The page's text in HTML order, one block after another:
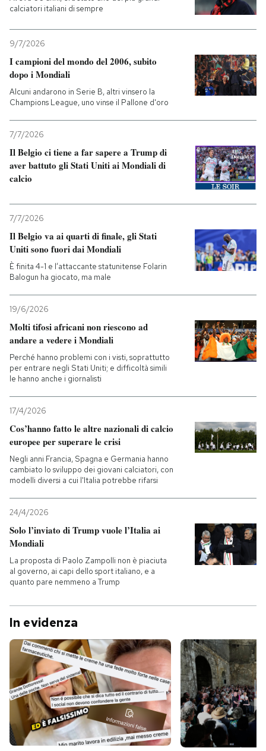
calciatori italiani di sempre
9/7/2026
I campioni del mondo del 2006, subito
dopo i Mondiali
Alcuni andarono in Serie B, altri vinsero la
Champions League, uno vinse il Pallone d'oro
7/7/2026
Il Belgio ci tiene a far sapere a Trump di
aver battuto gli Stati Uniti ai Mondiali di
calcio
7/7/2026
Il Belgio va ai quarti di finale, gli Stati
Uniti sono fuori dai Mondiali
È finita 4-1 e l’attaccante statunitense Folarin
Balogun ha giocato, ma male
19/6/2026
Molti tifosi africani non riescono ad
andare a vedere i Mondiali
Perché hanno problemi con i visti, soprattutto
per entrare negli Stati Uniti; e difficoltà simili
le hanno anche i giornalisti
17/4/2026
Cos’hanno fatto le altre nazionali di calcio
europee per superare le crisi
Negli anni Francia, Spagna e Germania hanno
cambiato lo sviluppo dei giovani calciatori, con
modelli diversi a cui l'Italia potrebbe rifarsi
24/4/2026
Solo l’inviato di Trump vuole l’Italia ai
Mondiali
La proposta di Paolo Zampolli non è piaciuta
al governo, ai capi dello sport italiano, e a
quanto pare nemmeno a Trump
In evidenza